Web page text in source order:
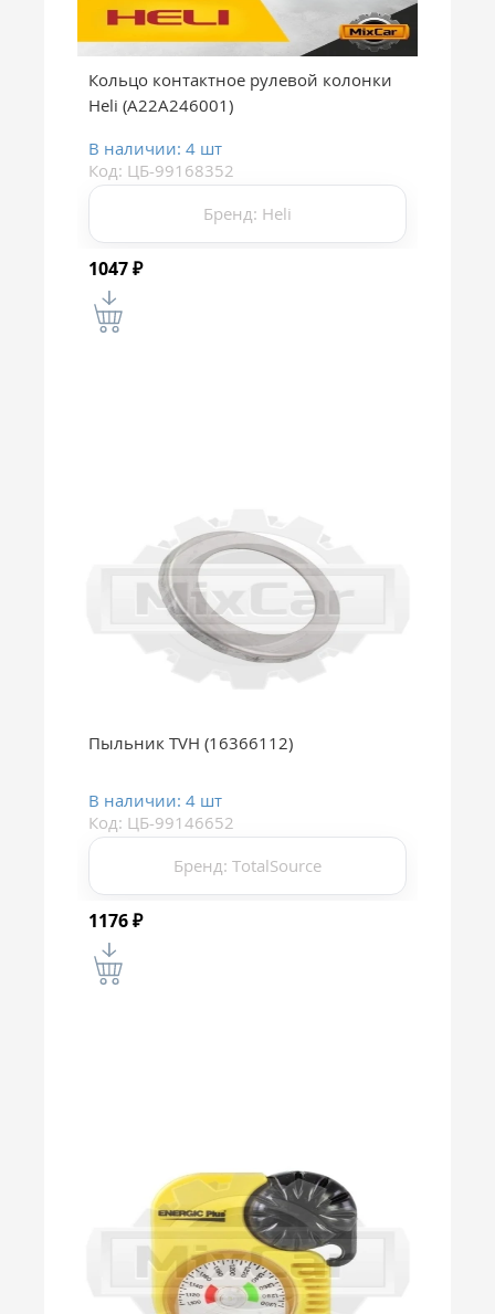
Кольцо контактное рулевой колонки
Heli (A22A246001)
В наличии: 4 шт
Код: ЦБ-99168352
Бренд: Heli
1047₽
Пыльник TVH (16366112)
В наличии: 4 шт
Код: ЦБ-99146652
Бренд: TotalSource
1176₽